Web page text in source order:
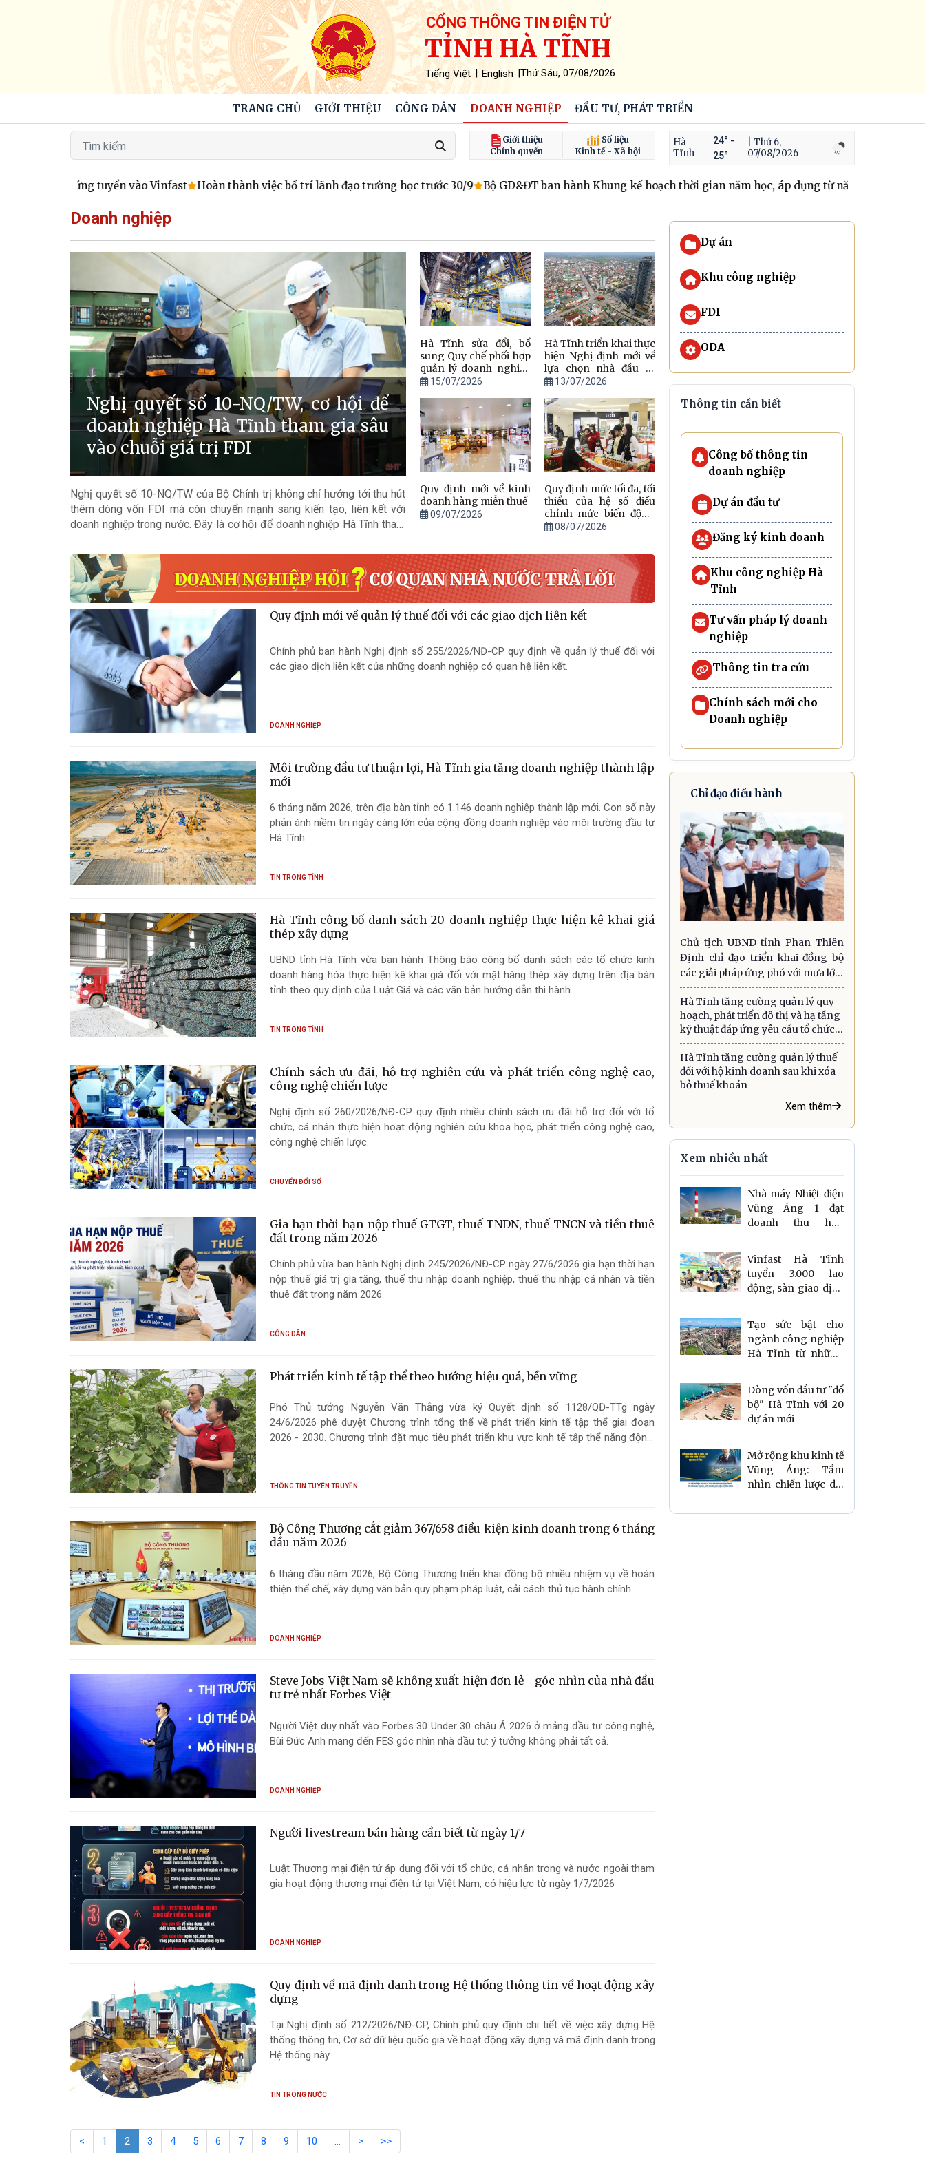
CỔNG THÔNG TIN ĐIỆN TỬ
TỈNH HÀ TĨNH
Tiếng Việt | English |Thứ Sáu, 07/08/2026
TRANG CHỦ GIỚI THIỆU CÔNG DÂN DOANH NGHIỆP ĐẦU TƯ, PHÁT TRIỂN
Giới thiệu
Chính quyền
Số liệu
Kinh tế - Xã hội
Hà
Tĩnh
24° -
25°
| Thứ 6,
07/08/2026
Hà Tĩnh ứng tuyển vào Vinfast Hoàn thành việc bố trí lãnh đạo trường học trước 30/9 Bộ GD&ĐT ban hành Khung kế hoạch thời gian năm học, áp dụng từ năm 2026-2027
Doanh nghiệp
Nghị quyết số 10-NQ/TW, cơ hội để
doanh nghiệp Hà Tĩnh tham gia sâu
vào chuỗi giá trị FDI
Nghị quyết số 10-NQ/TW của Bộ Chính trị không chỉ hướng tới thu hút
thêm dòng vốn FDI mà còn chuyển mạnh sang kiến tạo, liên kết với
doanh nghiệp trong nước. Đây là cơ hội để doanh nghiệp Hà Tĩnh tham
Hà Tĩnh sửa đổi, bổ
sung Quy chế phối hợp
quản lý doanh nghiệp
sau đăng ký thành lập
15/07/2026
Hà Tĩnh triển khai thực
hiện Nghị định mới về
lựa chọn nhà đầu tư
thực hiện dự án đầu tư
13/07/2026
Quy định mới về kinh
doanh hàng miễn thuế
09/07/2026
Quy định mức tối đa, tối
thiểu của hệ số điều
chỉnh mức biến động
thị trường trên địa bàn
08/07/2026
Quy định mới về quản lý thuế đối với các giao dịch liên kết
Chính phủ ban hành Nghị định số 255/2026/NĐ-CP quy định về quản lý thuế đối với
các giao dịch liên kết của những doanh nghiệp có quan hệ liên kết.
DOANH NGHIỆP
Môi trường đầu tư thuận lợi, Hà Tĩnh gia tăng doanh nghiệp thành lập
mới
6 tháng năm 2026, trên địa bàn tỉnh có 1.146 doanh nghiệp thành lập mới. Con số này
phản ánh niềm tin ngày càng lớn của cộng đồng doanh nghiệp vào môi trường đầu tư
Hà Tĩnh.
TIN TRONG TỈNH
Hà Tĩnh công bố danh sách 20 doanh nghiệp thực hiện kê khai giá
thép xây dựng
UBND tỉnh Hà Tĩnh vừa ban hành Thông báo công bố danh sách các tổ chức kinh
doanh hàng hóa thực hiện kê khai giá đối với mặt hàng thép xây dựng trên địa bàn
tỉnh theo quy định của Luật Giá và các văn bản hướng dẫn thi hành.
TIN TRONG TỈNH
Chính sách ưu đãi, hỗ trợ nghiên cứu và phát triển công nghệ cao,
công nghệ chiến lược
Nghị định số 260/2026/NĐ-CP quy định nhiều chính sách ưu đãi hỗ trợ đối với tổ
chức, cá nhân thực hiện hoạt động nghiên cứu khoa học, phát triển công nghệ cao,
công nghệ chiến lược.
CHUYỂN ĐỔI SỐ
Gia hạn thời hạn nộp thuế GTGT, thuế TNDN, thuế TNCN và tiền thuê
đất trong năm 2026
Chính phủ vừa ban hành Nghị định 245/2026/NĐ-CP ngày 27/6/2026 gia hạn thời hạn
nộp thuế giá trị gia tăng, thuế thu nhập doanh nghiệp, thuế thu nhập cá nhân và tiền
thuê đất trong năm 2026.
CÔNG DÂN
Phát triển kinh tế tập thể theo hướng hiệu quả, bền vững
Phó Thủ tướng Nguyễn Văn Thắng vừa ký Quyết định số 1128/QĐ-TTg ngày
24/6/2026 phê duyệt Chương trình tổng thể về phát triển kinh tế tập thể giai đoạn
2026 - 2030. Chương trình đặt mục tiêu phát triển khu vực kinh tế tập thể năng động,
THÔNG TIN TUYÊN TRUYỀN
Bộ Công Thương cắt giảm 367/658 điều kiện kinh doanh trong 6 tháng
đầu năm 2026
6 tháng đầu năm 2026, Bộ Công Thương triển khai đồng bộ nhiều nhiệm vụ về hoàn
thiện thể chế, xây dựng văn bản quy phạm pháp luật, cải cách thủ tục hành chính...
DOANH NGHIỆP
Steve Jobs Việt Nam sẽ không xuất hiện đơn lẻ - góc nhìn của nhà đầu
tư trẻ nhất Forbes Việt
Người Việt duy nhất vào Forbes 30 Under 30 châu Á 2026 ở mảng đầu tư công nghệ,
Bùi Đức Anh mang đến FES góc nhìn nhà đầu tư: ý tưởng không phải tất cả.
DOANH NGHIỆP
Người livestream bán hàng cần biết từ ngày 1/7
Luật Thương mại điện tử áp dụng đối với tổ chức, cá nhân trong và nước ngoài tham
gia hoạt động thương mại điện tử tại Việt Nam, có hiệu lực từ ngày 1/7/2026
DOANH NGHIỆP
Quy định về mã định danh trong Hệ thống thông tin về hoạt động xây
dựng
Tại Nghị định số 212/2026/NĐ-CP, Chính phủ quy định chi tiết về việc xây dựng Hệ
thống thông tin, Cơ sở dữ liệu quốc gia về hoạt động xây dựng và mã định danh trong
Hệ thống này.
TIN TRONG NƯỚC
< 1 2 3 4 5 6 7 8 9 10 … > >>
Dự án
Khu công nghiệp
FDI
ODA
Thông tin cần biết
Công bố thông tin
doanh nghiệp
Dự án đầu tư
Đăng ký kinh doanh
Khu công nghiệp Hà
Tĩnh
Tư vấn pháp lý doanh
nghiệp
Thông tin tra cứu
Chính sách mới cho
Doanh nghiệp
Chỉ đạo điều hành
Chủ tịch UBND tỉnh Phan Thiên
Định chỉ đạo triển khai đồng bộ
các giải pháp ứng phó với mưa lớn,
lũ quét, sạt lở đất và gió mạnh trên
biển
Hà Tĩnh tăng cường quản lý quy
hoạch, phát triển đô thị và hạ tầng
kỹ thuật đáp ứng yêu cầu tổ chức
chính quyền địa phương hai cấp
Hà Tĩnh tăng cường quản lý thuế
đối với hộ kinh doanh sau khi xóa
bỏ thuế khoán
Xem thêm
Xem nhiều nhất
Nhà máy Nhiệt điện
Vũng Áng 1 đạt
doanh thu hơn
Vinfast Hà Tĩnh
tuyển 3.000 lao
động, sàn giao dịch
Tạo sức bật cho
ngành công nghiệp
Hà Tĩnh từ những
Dòng vốn đầu tư "đổ
bộ" Hà Tĩnh với 20
dự án mới
Mở rộng khu kinh tế
Vũng Áng: Tầm
nhìn chiến lược dài